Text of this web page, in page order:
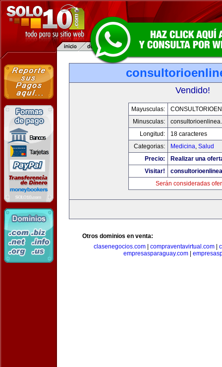
Vendido!
Mayusculas:
Minusculas:
Longitud:
18 caracteres
Categorias:
Medicina, Salud
Precio:
Realizar una
Visitar!
Serán consideradas
Otros dominios en venta:
clasenegocios.com| compraventavirtual.com|
empresasparaguay.com|